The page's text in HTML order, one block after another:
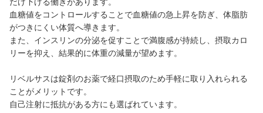
だけ下げる働きがあります。
血糖値をコントロールすることで血糖値の急上昇を防ぎ、体脂肪
がつきにくい体質へ導きます。
また、インスリンの分泌を促すことで満腹感が持続し、摂取カロ
リーを抑え、結果的に体重の減量が望めます。
リベルサスは錠剤のお薬で経口摂取のため手軽に取り入れられる
ことがメリットです。
自己注射に抵抗がある方にも選ばれています。